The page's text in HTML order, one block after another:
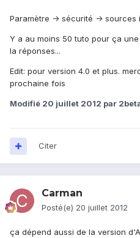
Paramètre -> sécurité -> sources
Y a au moins 50 tuto pour ça
la réponses...
Edit: pour version 4.0 et plus.
prochaine fois
Modifié 20 juillet 2012 par
Citer
Carman
Posté(e) 20 juillet 2012
ça dépend aussi de la version